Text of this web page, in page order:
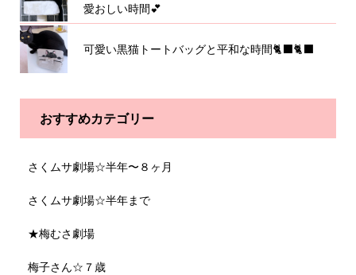
愛おしい時間💕
可愛い黒猫トートバッグと平和な時間🐈‍⬛🐈‍⬛
おすすめカテゴリー
さくムサ劇場☆半年〜８ヶ月
さくムサ劇場☆半年まで
★梅むさ劇場
梅子さん☆７歳